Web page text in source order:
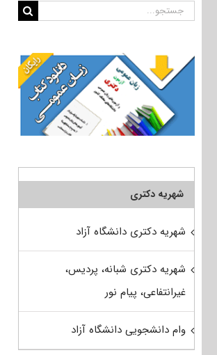
جستجو
شهریه دکتری
شهریه دکتری دانشگاه آزاد
شهریه دکتری شبانه، پردیس،
غیرانتفاعی، پیام نور
وام دانشجویی دانشگاه آزاد